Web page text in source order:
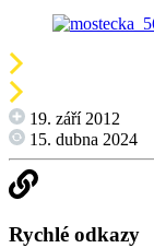
19. září 2012
15. dubna 2024
Rychlé odkazy